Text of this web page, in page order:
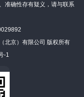
准确性存有疑义，请与联系
北京）有限公司 版权所有
-1